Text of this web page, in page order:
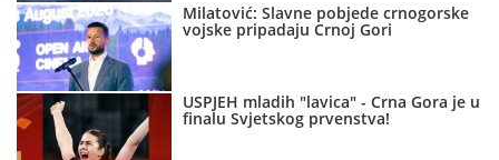
Milatović: Slavne pobjede crnogorske
vojske pripadaju Crnoj Gori
USPJEH mladih "lavica" - Crna Gora je u
finalu Svjetskog prvenstva!